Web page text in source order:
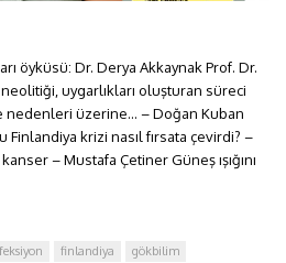
öyküsü: Dr. Derya Akkaynak Prof. Dr.
uygarlıkları oluşturan süreci
nedenleri üzerine… – Doğan Kuban
Finlandiya krizi nasıl fırsata çevirdi? –
– Mustafa Çetiner Güneş ışığını
finlandiya
gökbilim